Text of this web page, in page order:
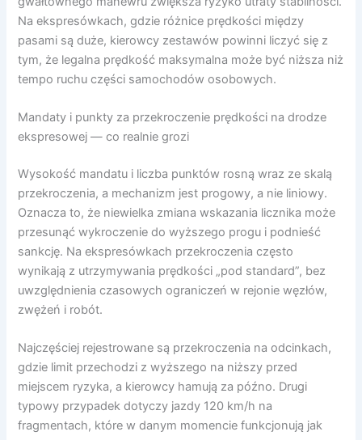
Na ekspresówkach, gdzie różnice prędkości między
pasami są duże, kierowcy zestawów powinni liczyć się z
tym, że legalna prędkość maksymalna może być niższa niż
tempo ruchu części samochodów osobowych.
Mandaty i punkty za przekroczenie prędkości na drodze
ekspresowej — co realnie grozi
Wysokość mandatu i liczba punktów rosną wraz ze skalą
przekroczenia, a mechanizm jest progowy, a nie liniowy.
Oznacza to, że niewielka zmiana wskazania licznika może
przesunąć wykroczenie do wyższego progu i podnieść
sankcję. Na ekspresówkach przekroczenia często
wynikają z utrzymywania prędkości „pod standard”, bez
uwzględnienia czasowych ograniczeń w rejonie węzłów,
zwężeń i robót.
Najczęściej rejestrowane są przekroczenia na odcinkach,
gdzie limit przechodzi z wyższego na niższy przed
miejscem ryzyka, a kierowcy hamują za późno. Drugi
typowy przypadek dotyczy jazdy 120 km/h na
fragmentach, które w danym momencie funkcjonują jak